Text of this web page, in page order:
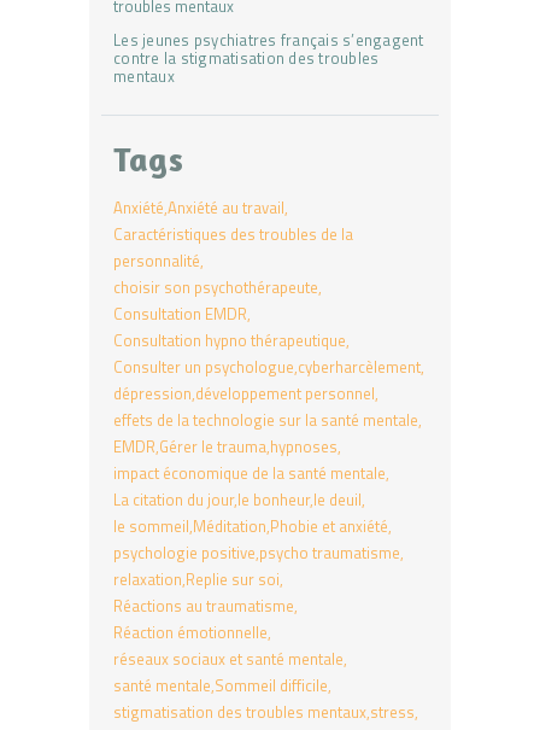
Les jeunes psychiatres français s’engagent
contre la stigmatisation des troubles
mentaux
Tags
Anxiété Anxiété au travail
Caractéristiques des troubles de la
personnalité
choisir son psychothérapeute
Consultation EMDR
Consultation hypno thérapeutique
Consulter un psychologue cyberharcèlement
dépression développement personnel
effets de la technologie sur la santé mentale
EMDR Gérer le trauma hypnoses
impact économique de la santé mentale
La citation du jour le bonheur le deuil
le sommeil Méditation Phobie et anxiété
psychologie positive psycho traumatisme
relaxation Replie sur soi
Réactions au traumatisme
Réaction émotionnelle
réseaux sociaux et santé mentale
santé mentale Sommeil difficile
stigmatisation des troubles mentaux stress